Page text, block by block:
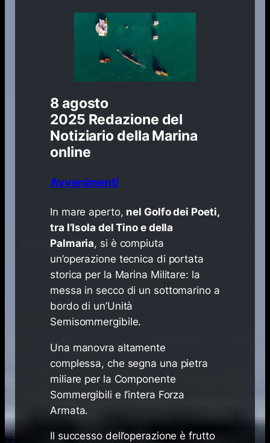
8 agosto
2025 Redazione del
Notiziario della Marina
online
Avvenimenti
In mare aperto, nel Golfo dei Poeti,
tra l’Isola del Tino e della
Palmaria, si è compiuta
un’operazione tecnica di portata
storica per la Marina Militare: la
messa in secco di un sottomarino a
bordo di un’Unità
Semisommergibile.
Una manovra altamente
complessa, che segna una pietra
miliare per la Componente
Sommergibili e l’intera Forza
Armata.
Il successo dell’operazione è frutto